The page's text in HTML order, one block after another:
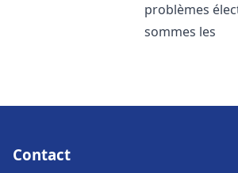
problèmes
sommes les
Contact